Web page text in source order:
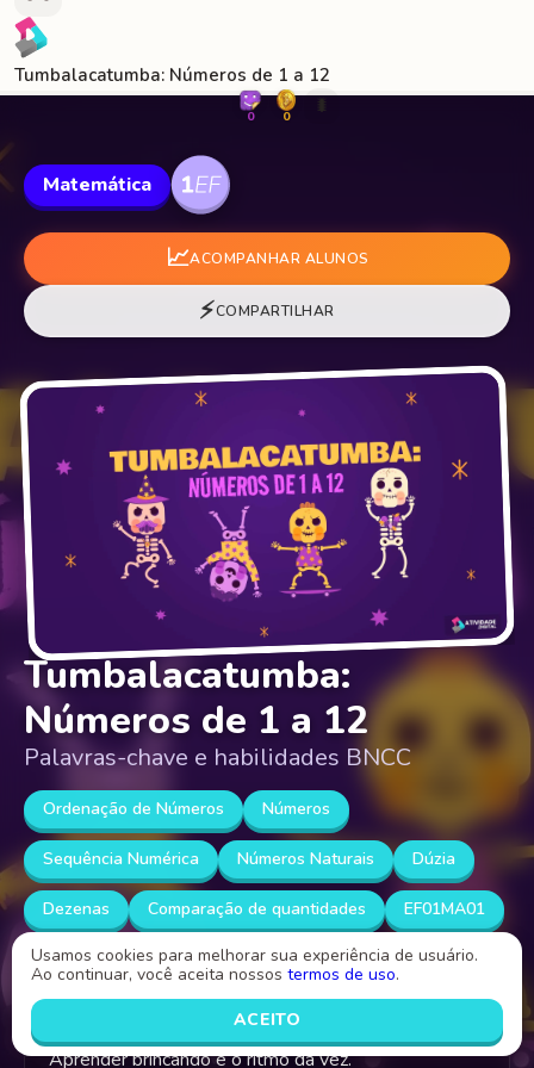
Tumbalacatumba: Números de 1 a 12
0 0 🐛
Matemática
📈ACOMPANHAR ALUNOS
⚡COMPARTILHAR
Tumbalacatumba:
Números de 1 a 12
Palavras-chave e habilidades BNCC
Ordenação de Números Números
Sequência Numérica Números Naturais Dúzia
Dezenas Comparação de quantidades EF01MA01
EF01MA05
Que tal contar, cantar e dançar? Isso mesmo!
Aprender brincando é o ritmo da vez.
Usamos cookies para melhorar sua experiência de usuário.
Ao continuar, você aceita nossos termos de uso.
ACEITO